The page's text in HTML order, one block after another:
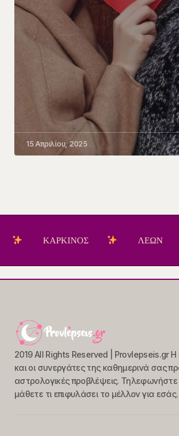
15 Απριλίου, 2025
ΚΑΡΚΙΝΟΣ ΛΕΩΝ
2019 All Rights Reserved | Provlepseis.gr
και οι συνεργάτες της καθημερινά σας
αστρολογικές προβλέψεις. Τηλεφωνήστε
μάθετε τι επιφυλάσει το μέλλον για εσάς.